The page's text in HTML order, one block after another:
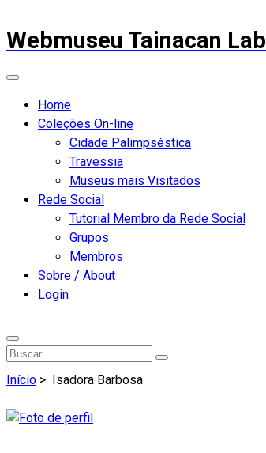
Webmuseu Tainacan Lab
Home
Coleções On-line
Cidade Palimpséstica
Travessia
Museus mais Visitados
Rede Social
Tutorial Membro da Rede Social
Grupos
Membros
Sobre / About
Login
Início > Isadora Barbosa